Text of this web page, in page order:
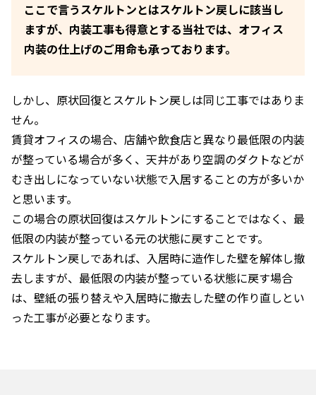
ここで言うスケルトンとはスケルトン戻しに該当し
ますが、内装工事も得意とする当社では、オフィス
内装の仕上げのご用命も承っております。
しかし、原状回復とスケルトン戻しは同じ工事ではありま
せん。
賃貸オフィスの場合、店舗や飲食店と異なり最低限の内装
が整っている場合が多く、天井があり空調のダクトなどが
むき出しになっていない状態で入居することの方が多いか
と思います。
この場合の原状回復はスケルトンにすることではなく、最
低限の内装が整っている元の状態に戻すことです。
スケルトン戻しであれば、入居時に造作した壁を解体し撤
去しますが、最低限の内装が整っている状態に戻す場合
は、壁紙の張り替えや入居時に撤去した壁の作り直しとい
った工事が必要となります。